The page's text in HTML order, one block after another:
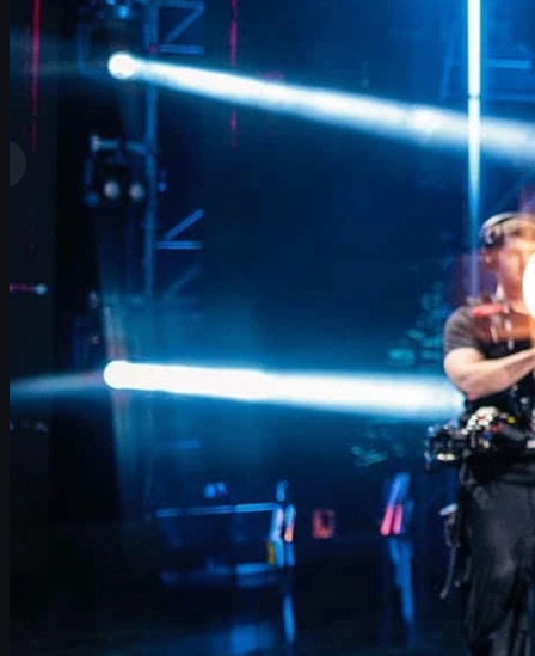
Dans cette interview réécrite et enrichie, on revient sur :
lesajustements tactiques
de FURIA ces derniers
mois ;
la transformation deleur Overpassen arme fatale ;
le symbole de laLANXESS Arenapour FalleN ;
le duel
explosif contre 9z
en quart de finale ;
et, en bonus, comment l’écosystème de
CS2 et des
skinss’inscrit dans cette nouvelle ère, avec un focus sur
l’achat de skins via des plateformes comme
csgo skinet
L’objectif de FURIA est clair :
et offrir à FalleN une
fin de carrière à la hauteur de sa légende.
Le parcours de FURIA à l’IEM Cologne 2026
Depuis le début de l’année, le parcours de FURIA est tout sauf
linéaire. Entre hauts impressionnants et coups d’arrêt frustrants,
l’équipe a souvent donné l’impression d’être à une
petite
près de franchir un cap définitif.
Selon FalleN, le tournant a commencé avant Cologne :
bootcamp intensifde 15 à 20 jours ;
un bon run sur un tournoi à Astana ;
et surtout une remise à plat de certains
automatismes collectifs.